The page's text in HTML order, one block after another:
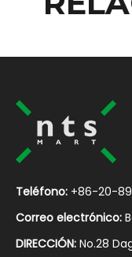
Teléfono: +86-20-
Correo electrónico:
DIRECCIÓN: No.28